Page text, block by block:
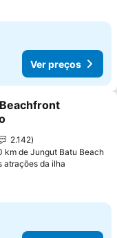
Ver preços
aos favoritos
2.142
km de Jungut Batu Beach
atrações da ilha